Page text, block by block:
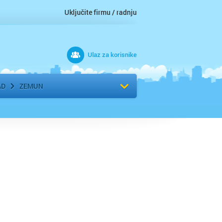
Uključite firmu / radnju
Ulaz za korisnike
ZEMUN